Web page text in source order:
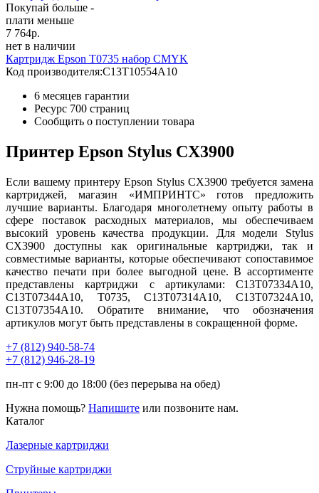
Покупай больше -
плати меньше
7 764р.
нет в наличии
Картридж Epson T0735 набор CMYK
Код производителя:C13T10554A10
6 месяцев гарантии
Ресурс 700 страниц
Сообщить о поступлении товара
Принтер Epson Stylus CX3900
Если вашему принтеру Epson Stylus CX3900 требуется замена
картриджей, магазин «ИМПРИНТС» готов предложить
лучшие варианты. Благодаря многолетнему опыту работы в
сфере поставок расходных материалов, мы обеспечиваем
высокий уровень качества продукции. Для модели Stylus
CX3900 доступны как оригинальные картриджи, так и
совместимые варианты, которые обеспечивают сопоставимое
качество печати при более выгодной цене. В ассортименте
представлены картриджи с артикулами: C13T07334A10,
C13T07344A10, T0735, C13T07314A10, C13T07324A10,
C13T07354A10. Обратите внимание, что обозначения
артикулов могут быть представлены в сокращенной форме.
+7 (812) 940-58-74
+7 (812) 946-28-19
пн-пт с 9:00 до 18:00 (без перерыва на обед)
Нужна помощь? Напишите или позвоните нам.
Каталог
Лазерные картриджи
Струйные картриджи